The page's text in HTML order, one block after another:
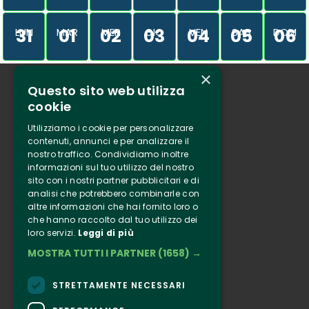
LUN
31 MAR
01 MER
02 GIO
03 VEN
04 SAB
05 DOM
06
Chi siamo
Tenuta Selvaggia
Contatti
Biglietteria
Clappit
Informazione
Seguici
Facebook
×
Questo sito web utilizza
cookie
Utilizziamo i cookie per personalizzare
contenuti, annunci e per analizzare il
nostro traffico. Condividiamo inoltre
informazioni sul tuo utilizzo del nostro
sito con i nostri partner pubblicitari e di
analisi che potrebbero combinarle con
altre informazioni che hai fornito loro o
che hanno raccolto dal tuo utilizzo dei
loro servizi. Leggi di più
MOSTRA TUTTI I PARTNER (1658) →
STRETTAMENTE NECESSARI